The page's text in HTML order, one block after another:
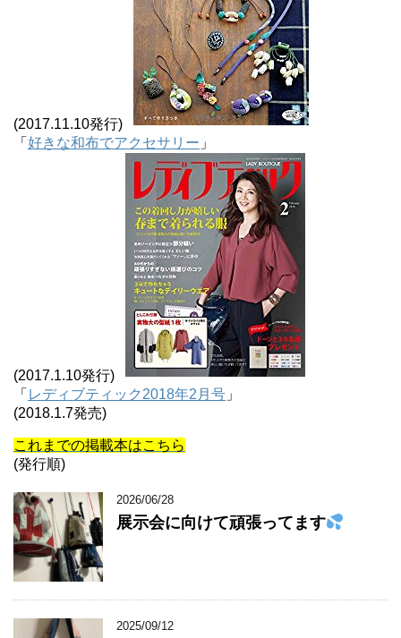
(2017.11.10発行)
「 好きな和布でアクセサリー 」
(2017.1.10発行)
「 レディブティック2018年2月号 」
(2018.1.7発売)
これまでの掲載本はこちら
(発行順)
2026/06/28
展示会に向けて頑張ってます
2025/09/12